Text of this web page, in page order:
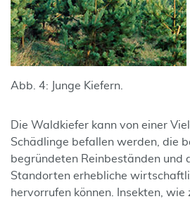
Abb. 4: Junge Kiefern.
Die Waldkiefer kann von einer
Schädlinge befallen werden, die
begründeten Reinbeständen und
Standorten erhebliche
hervorrufen können. Insekten, wie